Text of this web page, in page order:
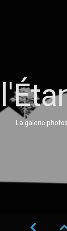
La galerie